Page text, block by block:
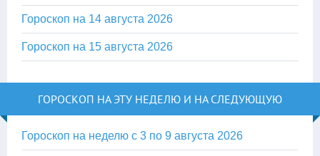
Гороскоп на 14 августа 2026
Гороскоп на 15 августа 2026
ГОРОСКОП НА ЭТУ НЕДЕЛЮ И НА СЛЕДУЮЩУЮ
Гороскоп на неделю с 3 по 9 августа 2026